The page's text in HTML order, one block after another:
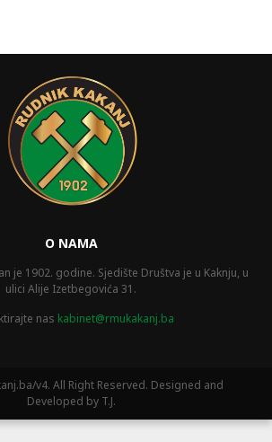
O NAMA
je 1902. godine. Sjedište Društva je u Kaknju, u
ulici Alije Izetbegovića 31.
nas kabinet@rmukakanj.ba
v4. All Right Reserved. Designed and
Developed by T.J.